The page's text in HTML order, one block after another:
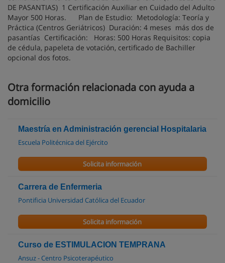
DE PASANTIAS) 1 Certificación Auxiliar en Cuidado del Adulto
Mayor 500 Horas. Plan de Estudio: Metodología: Teoría y
Práctica (Centros Geriátricos) Duración: 4 meses más dos de
pasantías Certificación: Horas: 500 Horas Requisitos: copia
de cédula, papeleta de votación, certificado de Bachiller
opcional dos fotos.
Otra formación relacionada con ayuda a
domicilio
Maestría en Administración gerencial Hospitalaria
Escuela Politécnica del Ejército
Solicita información
Carrera de Enfermeria
Pontificia Universidad Católica del Ecuador
Solicita información
Curso de ESTIMULACION TEMPRANA
Ansuz - Centro Psicoterapéutico